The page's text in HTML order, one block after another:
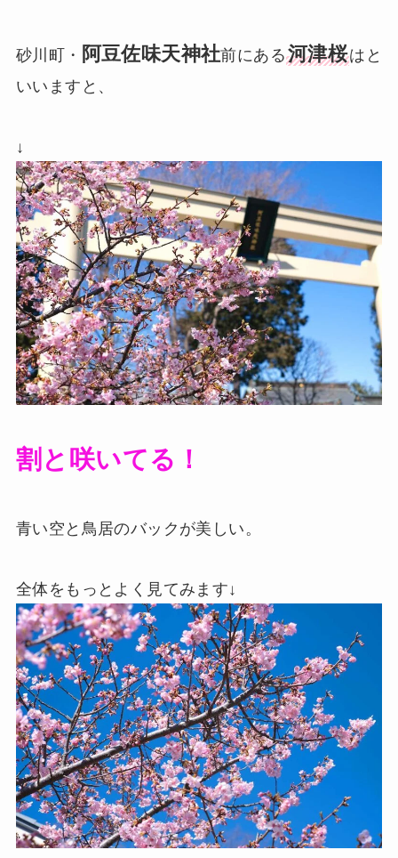
砂川町・ 阿豆佐味天神社前にある河津桜はと
いいますと、
↓
割と咲いてる！
青い空と鳥居のバックが美しい。
全体をもっとよく見てみます↓